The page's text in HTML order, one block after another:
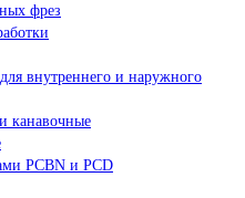
фрез
внутреннего и наружного
канавочные
PCBN и PCD